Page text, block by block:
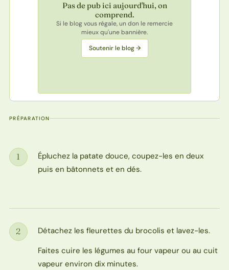
Pas de pub ici aujourd'hui, on
comprend.
Si le blog vous régale, un don le remercie
mieux qu'une bannière.
Soutenir le blog →
PRÉPARATION
Étape
1
Épluchez la patate douce, coupez-les en deux
puis en bâtonnets et en dés.
Étape
2
Détachez les fleurettes du brocolis et lavez-les.
Faites cuire les légumes au four vapeur ou au cuit
vapeur environ dix minutes.